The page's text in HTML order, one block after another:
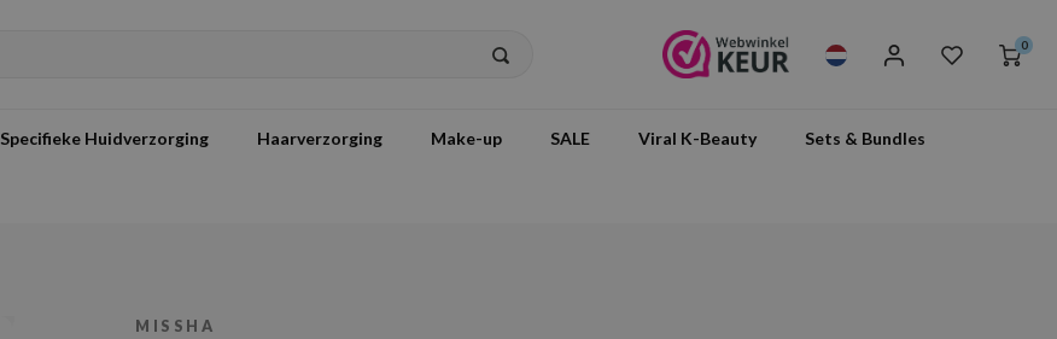
0
Specifieke Huidverzorging Haarverzorging Make-up SALE Viral K-Beauty Sets & Bundles
MISSHA